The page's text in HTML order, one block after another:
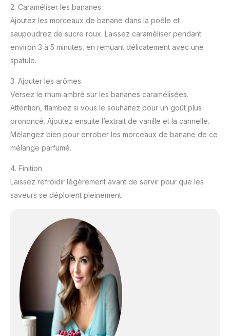
2. Caraméliser les bananes
Ajoutez les morceaux de banane dans la poêle et
saupoudrez de sucre roux. Laissez caraméliser pendant
environ 3 à 5 minutes, en remuant délicatement avec une
spatule.
3. Ajouter les arômes
Versez le rhum ambré sur les bananes caramélisées.
Attention, flambez si vous le souhaitez pour un goût plus
prononcé. Ajoutez ensuite l’extrait de vanille et la cannelle.
Mélangez bien pour enrober les morceaux de banane de ce
mélange parfumé.
4. Finition
Laissez refroidir légèrement avant de servir pour que les
saveurs se déploient pleinement.